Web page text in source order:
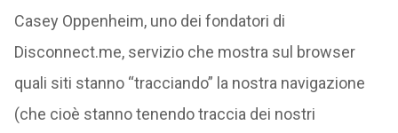
Casey Oppenheim, uno dei fondatori di
Disconnect.me, servizio che mostra sul browser
quali siti stanno “tracciando” la nostra navigazione
(che cioè stanno tenendo traccia dei nostri